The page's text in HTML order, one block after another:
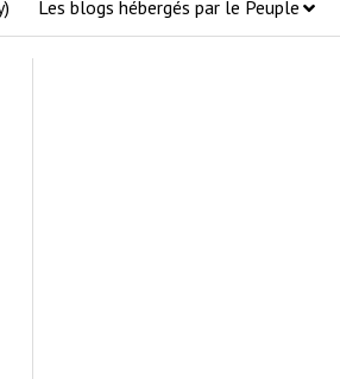
Les blogs hébergés par le Peuple